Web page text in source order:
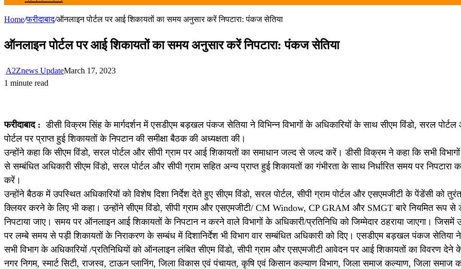
Home/फरीदाबाद/ऑनलाइन पोर्टल पर आई शिकायतों का समय अनुसार करें निपटारा: पंकज सेतिया
ऑनलाइन पोर्टल पर आई शिकायतों का समय अनुसार करें निपटारा: पंकज सेतिया
A2Znews UpdateMarch 17, 2023
1 minute read
फरीदाबाद : डीसी विक्रम सिंह के मार्गदर्शन में एसडीएम बड़खल पंकज सेतिया ने विभिन्न विभागों के अधिकारियों के साथ सीएम विंडो, सरल पोर्टल
पोर्टल पर प्राप्त हुई शिकायतों के निपटान की समीक्षा बैठक की अध्यक्षता की।
उन्होंने कहा कि सीएम विंडो, सरल पोर्टल और सीपी ग्राम पर आई शिकायतों का समाधान जल्द से जल्द करें। डीसी विक्रम ने कहा कि सभी
से सम्बंधित अधिकारी सीएम विंडो, सरल पोर्टल और सीपी ग्राम सहित अन्य प्राप्त हुई शिकायतों का गंभीरता के साथ निर्धारित समय पर निपटारा
करें।
उन्होंने बैठक में उपस्थित अधिकारियों को विशेष दिशा निर्देश देते हुए सीएम विंडो, सरल पोर्टल, सीपी ग्राम पोर्टल और एसएमजीटी के पेंडेंसी को
क्लियर करने के लिए भी कहा। उन्होंने सीएम विंडो, सीपी ग्राम और एसएमजीटी/ CM Window, CP GRAM और SMGT बारे नियमित रूप से
निपटाया जाए। समय पर ऑनलाइन आई शिकायतों के निपटान न करने वाले विभागों के अधिकारी/प्रतिनिधि को जिम्मेदार ठहराया जाएगा। जिसमें
पर लम्बे समय से पड़ी शिकायतों के निराकरण के सम्बंध में दिशानिर्देश भी विभाग वार सम्बंधित अधिकारी को दिए। एसडीएम बड़खल पंकज सेतिया
सभी विभाग के अधिकारियों /प्रतिनिधियों को ऑनलाइन लंबित सीएम विंडो, सीपी ग्राम और एसएमजीटी आवेदन पर आई शिकायतों का विवरण देने
नगर निगम, स्मार्ट सिटी, राजस्व, टाऊन प्लानिंग, जिला विकास एवं पंचायत, कृषि एवं किसान कल्याण विभाग, जिला समाज कल्याण, जिला समाज